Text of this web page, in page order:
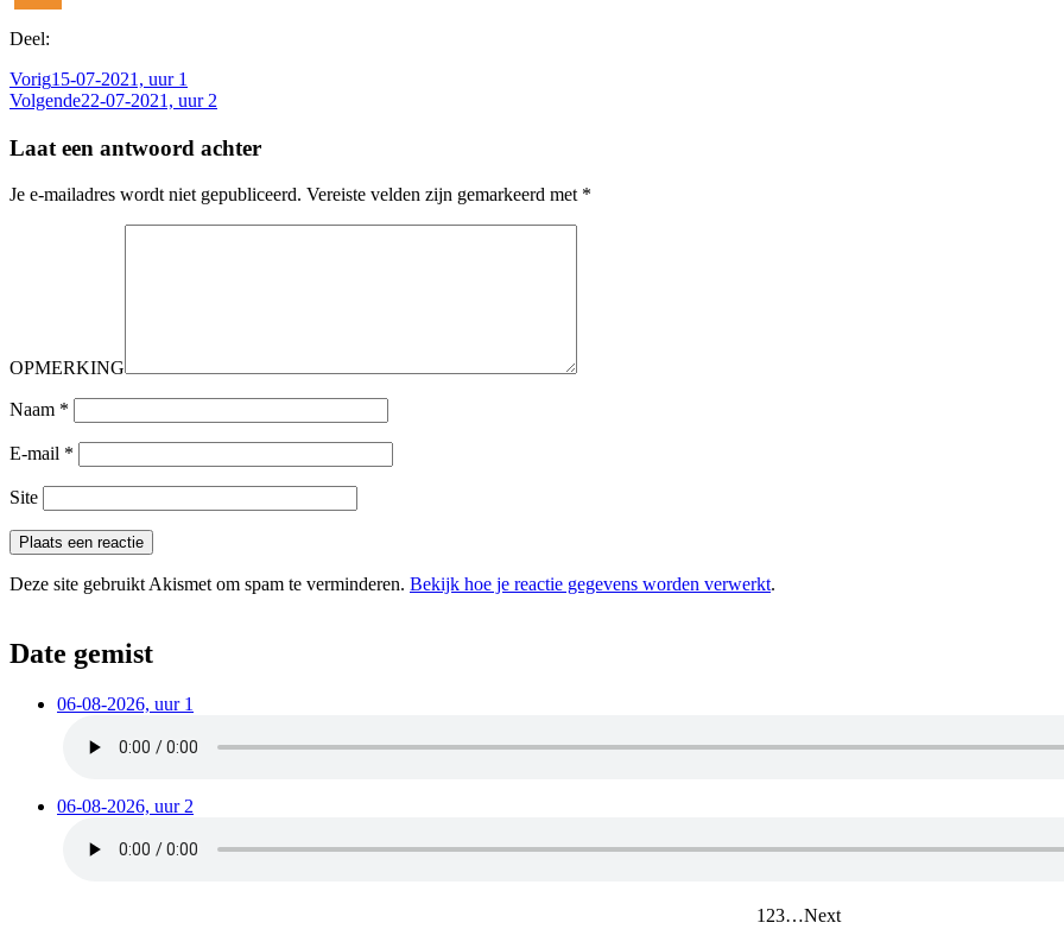
Deel:
Vorig15-07-2021, uur 1
Volgende22-07-2021, uur 2
Laat een antwoord achter
Je e-mailadres wordt niet gepubliceerd. Vereiste velden zijn gemarkeerd met *
OPMERKING
Naam *
E-mail *
Site
Deze site gebruikt Akismet om spam te verminderen. Bekijk hoe je reactie gegevens worden verwerkt.
Date gemist
06-08-2026, uur 1
06-08-2026, uur 2
1 23…Next